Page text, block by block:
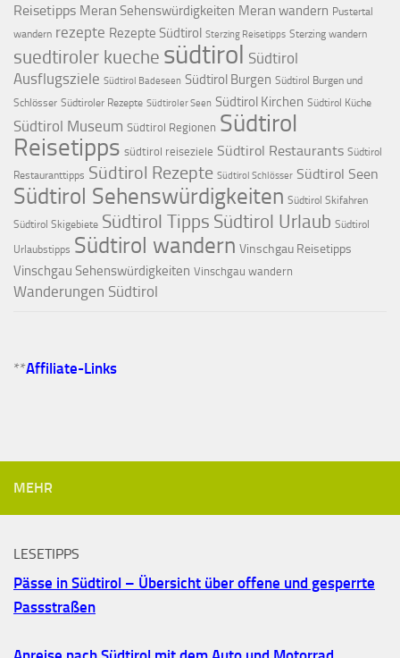
Reisetipps Meran Sehenswürdigkeiten Meran wandern Pustertal
wandern rezepte Rezepte Südtirol Sterzing Reisetipps Sterzing wandern
suedtiroler kueche südtirol Südtirol
Ausflugsziele Südtirol Badeseen Südtirol Burgen Südtirol Burgen und
Schlösser Südtiroler Rezepte Südtiroler Seen Südtirol Kirchen Südtirol Küche
Südtirol Museum Südtirol Regionen Südtirol
Reisetipps südtirol reiseziele Südtirol Restaurants Südtirol
Restauranttipps Südtirol Rezepte Südtirol Schlösser Südtirol Seen
Südtirol Sehenswürdigkeiten Südtirol Skifahren
Südtirol Skigebiete Südtirol Tipps Südtirol Urlaub Südtirol
Urlaubstipps Südtirol wandern Vinschgau Reisetipps
Vinschgau Sehenswürdigkeiten Vinschgau wandern
Wanderungen Südtirol
**Affiliate-Links
MEHR
LESETIPPS
Pässe in Südtirol – Übersicht über offene und gesperrte
Passstraßen